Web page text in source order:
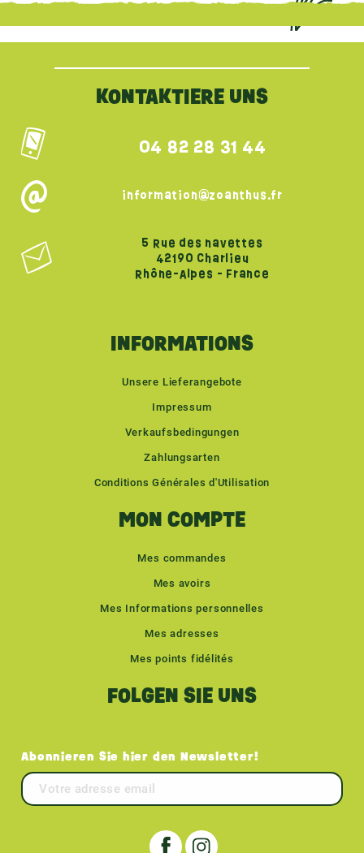
KONTAKTIERE UNS
04 82 28 31 44
information@zoanthus.fr
5 Rue des navettes
42190 Charlieu
Rhône-Alpes - France
INFORMATIONS
Unsere Lieferangebote
Impressum
Verkaufsbedingungen
Zahlungsarten
Conditions Générales d'Utilisation
MON COMPTE
Mes commandes
Mes avoirs
Mes Informations personnelles
Mes adresses
Mes points fidélités
FOLGEN SIE UNS
Abonnieren Sie hier den Newsletter!